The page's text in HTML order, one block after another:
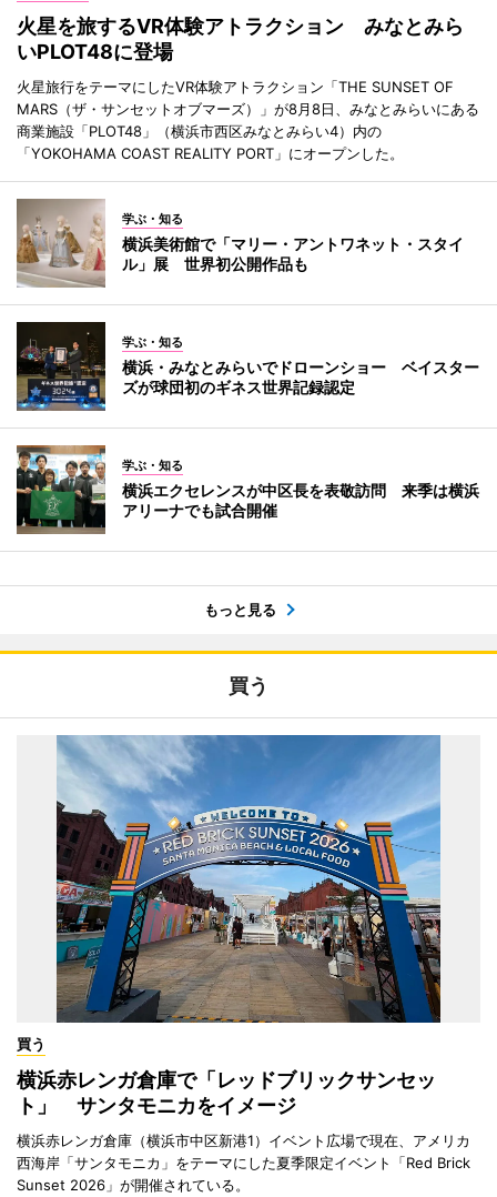
火星を旅するVR体験アトラクション みなとみら
いPLOT48に登場
火星旅行をテーマにしたVR体験アトラクション「THE SUNSET OF
MARS（ザ・サンセットオブマーズ）」が8月8日、みなとみらいにある
商業施設「PLOT48」（横浜市西区みなとみらい4）内の
「YOKOHAMA COAST REALITY PORT」にオープンした。
学ぶ・知る
横浜美術館で「マリー・アントワネット・スタイ
ル」展 世界初公開作品も
学ぶ・知る
横浜・みなとみらいでドローンショー ベイスター
ズが球団初のギネス世界記録認定
学ぶ・知る
横浜エクセレンスが中区長を表敬訪問 来季は横浜
アリーナでも試合開催
もっと見る
買う
買う
横浜赤レンガ倉庫で「レッドブリックサンセッ
ト」 サンタモニカをイメージ
横浜赤レンガ倉庫（横浜市中区新港1）イベント広場で現在、アメリカ
西海岸「サンタモニカ」をテーマにした夏季限定イベント「Red Brick
Sunset 2026」が開催されている。